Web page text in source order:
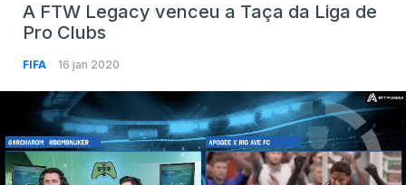
A FTW Legacy venceu a Taça da Liga de
Pro Clubs
FIFA 16 jan 2020